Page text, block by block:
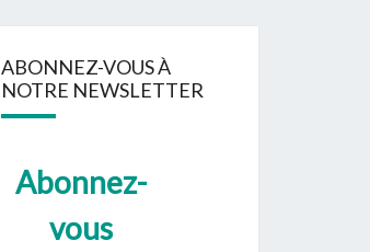
ABONNEZ-VOUS À
NOTRE NEWSLETTER
Abonnez-
vous